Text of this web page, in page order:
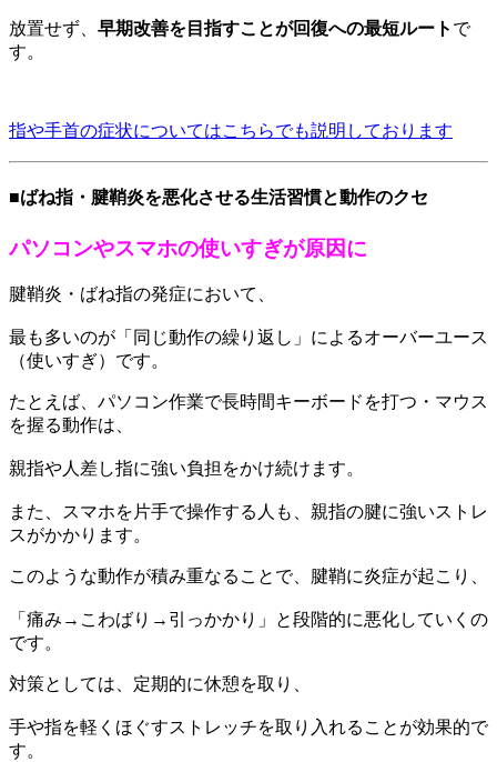
放置せず、 早期改善を目指すことが回復への最短ルート で
す。
指や手首の症状についてはこちらでも説明しております
■ばね指・腱鞘炎を悪化させる生活習慣と動作のクセ
パソコンやスマホの使いすぎが原因に
腱鞘炎・ばね指の発症において、
最も多いのが「同じ動作の繰り返し」によるオーバーユース
（使いすぎ）です。
たとえば、パソコン作業で長時間キーボードを打つ・マウス
を握る動作は、
親指や人差し指に強い負担をかけ続けます。
また、スマホを片手で操作する人も、親指の腱に強いストレ
スがかかります。
このような動作が積み重なることで、腱鞘に炎症が起こり、
「痛み→こわばり→引っかかり」と段階的に悪化していくの
です。
対策としては、定期的に休憩を取り、
手や指を軽くほぐすストレッチを取り入れることが効果的で
す。